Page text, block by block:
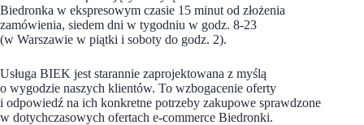
Biedronka w ekspresowym czasie 15 minut od złożenia
zamówienia, siedem dni w tygodniu w godz. 8-23
(w Warszawie w piątki i soboty do godz. 2).
Usługa BIEK jest starannie zaprojektowana z myślą
o wygodzie naszych klientów. To wzbogacenie oferty
i odpowiedź na ich konkretne potrzeby zakupowe sprawdzone
w dotychczasowych ofertach e-commerce Biedronki.